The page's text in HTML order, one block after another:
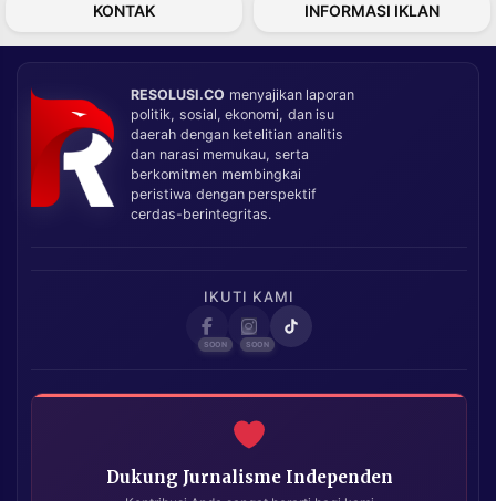
KONTAK INFORMASI IKLAN
RESOLUSI.CO menyajikan laporan
politik, sosial, ekonomi, dan isu
daerah dengan ketelitian analitis
dan narasi memukau, serta
berkomitmen membingkai
peristiwa dengan perspektif
cerdas-berintegritas.
IKUTI KAMI
Dukung Jurnalisme Independen